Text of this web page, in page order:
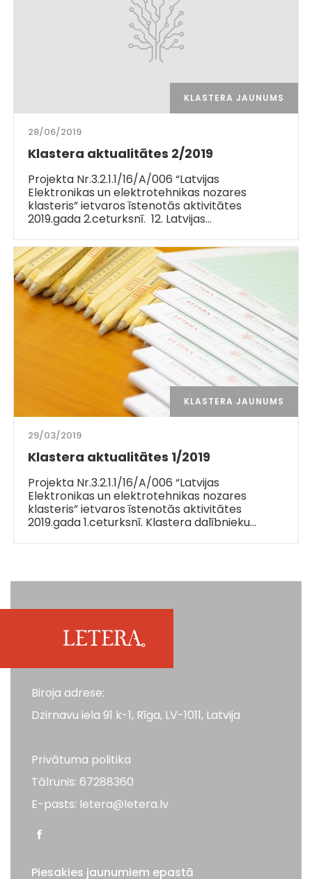
KLASTERA JAUNUMS
28/06/2019
Klastera aktualitātes 2/2019
Projekta Nr.3.2.1.1/16/A/006 “Latvijas
Elektronikas un elektrotehnikas nozares
klasteris” ietvaros īstenotās aktivitātes
2019.gada 2.ceturksnī. 12. Latvijas…
KLASTERA JAUNUMS
29/03/2019
Klastera aktualitātes 1/2019
Projekta Nr.3.2.1.1/16/A/006 “Latvijas
Elektronikas un elektrotehnikas nozares
klasteris” ietvaros īstenotās aktivitātes
2019.gada 1.ceturksnī. Klastera dalībnieku…
Biroja adrese:
Dzirnavu iela 91 k-1, Rīga, LV-1011, Latvija
Privātuma politika
Tālrunis: 67288360
E-pasts: letera@letera.lv
Piesakies jaunumiem epastā